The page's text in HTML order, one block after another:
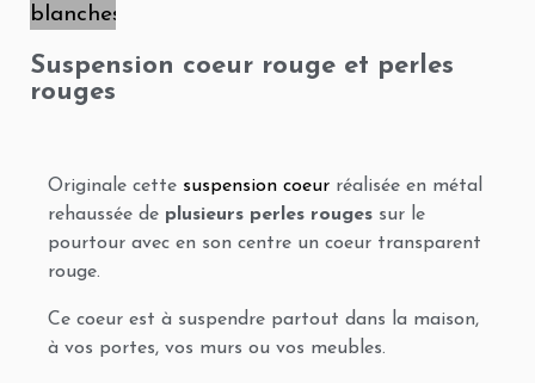
Suspension coeur rouge et perles
rouges
Originale cette suspension coeur réalisée en métal
rehaussée de plusieurs perles rouges sur le
pourtour avec en son centre un coeur transparent
rouge.
Ce coeur est à suspendre partout dans la maison,
à vos portes, vos murs ou vos meubles.